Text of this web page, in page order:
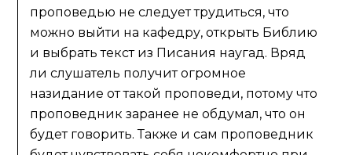
проповедью не следует трудиться, что
можно выйти на кафедру, открыть Библию
и выбрать текст из Писания наугад. Вряд
ли слушатель получит огромное
назидание от такой проповеди, потому что
проповедник заранее не обдумал, что он
будет говорить. Также и сам проповедник